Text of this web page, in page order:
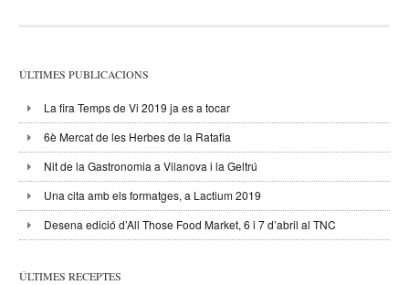
ÚLTIMES PUBLICACIONS
La fira Temps de Vi 2019 ja es a tocar
6è Mercat de les Herbes de la Ratafia
Nit de la Gastronomia a Vilanova i la Geltrú
Una cita amb els formatges, a Lactium 2019
Desena edició d’All Those Food Market, 6 i 7 d’abril al TNC
ÚLTIMES RECEPTES